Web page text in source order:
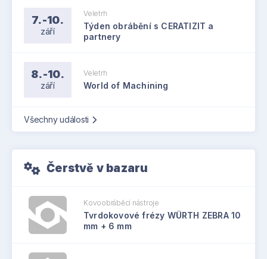
7.-10.
září
Veletrh
Týden obrábění s CERATIZIT a
partnery
8.-10.
září
Veletrh
World of Machining
Všechny události
Čerstvě v bazaru
Kovoobráběcí nástroje
Tvrdokovové frézy WÜRTH ZEBRA 10
mm + 6 mm